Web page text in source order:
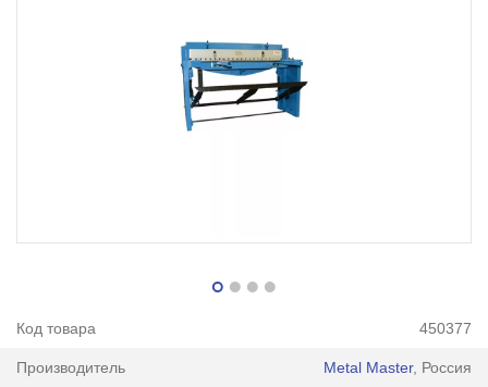
Код товара 450377
Производитель Metal Master, Россия